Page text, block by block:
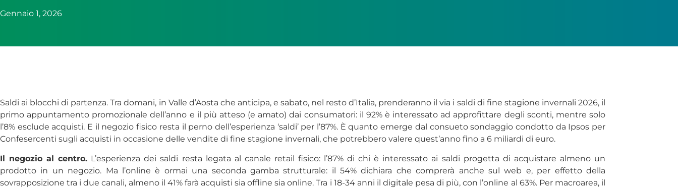
Gennaio 1, 2026
Saldi ai blocchi di partenza. Tra domani, in Valle d’Aosta che anticipa, e sabato, nel resto d’Italia, prenderanno il via i saldi di fine stagione invernali 2026, il
primo appuntamento promozionale dell’anno e il più atteso (e amato) dai consumatori: il 92% è interessato ad approfittare degli sconti, mentre solo
l’8% esclude acquisti. E il negozio fisico resta il perno dell’esperienza ‘saldi’ per l’87%. È quanto emerge dal consueto sondaggio condotto da Ipsos per
Confesercenti sugli acquisti in occasione delle vendite di fine stagione invernali, che potrebbero valere quest’anno fino a 6 miliardi di euro.
Il negozio al centro. L’esperienza dei saldi resta legata al canale retail fisico: l’87% di chi è interessato ai saldi progetta di acquistare almeno un
prodotto in un negozio. Ma l’online è ormai una seconda gamba strutturale: il 54% dichiara che comprerà anche sul web e, per effetto della
sovrapposizione tra i due canali, almeno il 41% farà acquisti sia offline sia online. Tra i 18-34 anni il digitale pesa di più, con l’online al 63%. Per macroarea, il